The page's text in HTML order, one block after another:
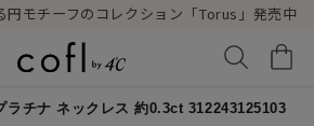
円モチーフのコレクション「Torus」発売中
キーワードで検索する
ラチナ ネックレス 約0.3ct 312243125103